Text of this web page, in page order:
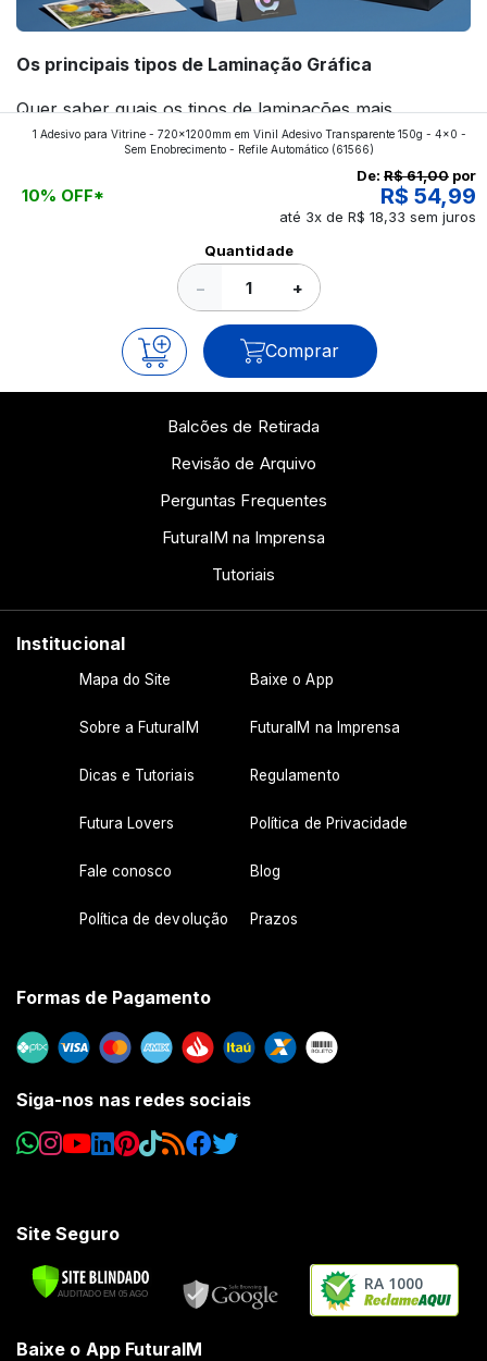
Os principais tipos de Laminação Gráfica
Quer saber quais os tipos de laminações mais
aplicados nos impressos da gráfica FuturaIM? Então,
continue a leitura que vamos revelar para você!
1 Adesivo para Vitrine - 720x1200mm em Vinil Adesivo Transparente 150g - 4x0 -
Sem Enobrecimento - Refile Automático (61566)
10% OFF*
De: R$ 61,00 por
R$ 54,99
até 3x de R$ 18,33 sem juros
Quantidade
− +
Comprar
Balcões de Retirada
Revisão de Arquivo
Perguntas Frequentes
FuturaIM na Imprensa
Tutoriais
Institucional
Mapa do Site Baixe o App
Sobre a FuturaIM FuturaIM na Imprensa
Dicas e Tutoriais Regulamento
Futura Lovers Política de Privacidade
Fale conosco Blog
Política de devolução Prazos
Formas de Pagamento
Siga-nos nas redes sociais
Site Seguro
RA 1000
Baixe o App FuturaIM